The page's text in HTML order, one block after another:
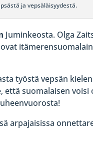
ja vepsäläisyydestä.
Juminkeosta. Olga
työstä vepsän
että suomalaisen voisi
arpajaisissa